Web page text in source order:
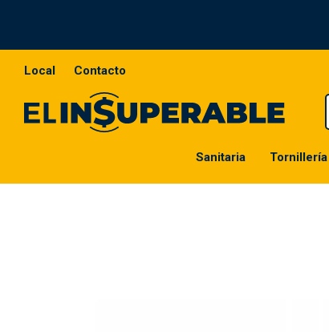
Sanitaria Tornillería
Local Contacto